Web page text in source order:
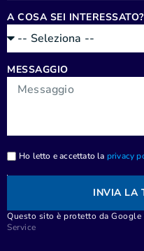
A COSA SEI INTERESSATO?
MESSAGGIO
Ho letto e accettato la privacy
INVIA LA
Questo sito è protetto da Google
Service